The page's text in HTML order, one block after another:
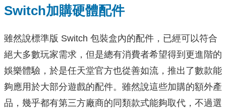
Switch加購硬體配件
雖然說標準版 Switch 包裝盒內的配件，已經可以符合
絕大多數玩家需求，但是總有消費者希望得到更進階的
娛樂體驗，於是任天堂官方也從善如流，推出了數款能
夠應用於大部分遊戲的配件。雖然說這些加購的額外產
品，幾乎都有第三方廠商的同類款式能夠取代，不過選